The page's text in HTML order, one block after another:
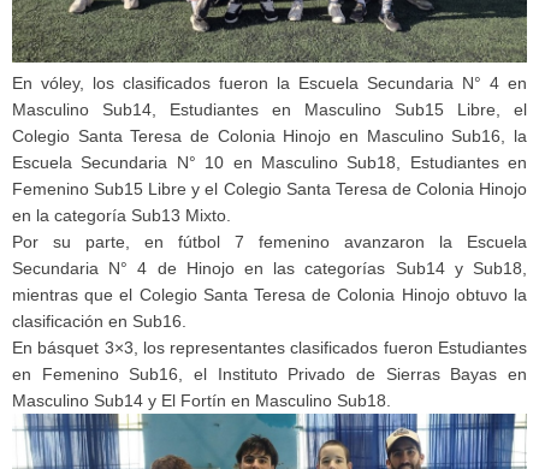
En vóley, los clasificados fueron la Escuela Secundaria N° 4 en
Masculino Sub14, Estudiantes en Masculino Sub15 Libre, el
Colegio Santa Teresa de Colonia Hinojo en Masculino Sub16, la
Escuela Secundaria N° 10 en Masculino Sub18, Estudiantes en
Femenino Sub15 Libre y el Colegio Santa Teresa de Colonia Hinojo
en la categoría Sub13 Mixto.
Por su parte, en fútbol 7 femenino avanzaron la Escuela
Secundaria N° 4 de Hinojo en las categorías Sub14 y Sub18,
mientras que el Colegio Santa Teresa de Colonia Hinojo obtuvo la
clasificación en Sub16.
En básquet 3×3, los representantes clasificados fueron Estudiantes
en Femenino Sub16, el Instituto Privado de Sierras Bayas en
Masculino Sub14 y El Fortín en Masculino Sub18.